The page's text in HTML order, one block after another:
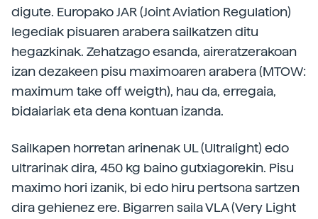
digute. Europako JAR (Joint Aviation Regulation)
legediak pisuaren arabera sailkatzen ditu
hegazkinak. Zehatzago esanda, aireratzerakoan
izan dezakeen pisu maximoaren arabera (MTOW:
maximum take off weigth), hau da, erregaia,
bidaiariak eta dena kontuan izanda.
Sailkapen horretan arinenak UL (Ultralight) edo
ultrarinak dira, 450 kg baino gutxiagorekin. Pisu
maximo hori izanik, bi edo hiru pertsona sartzen
dira gehienez ere. Bigarren saila VLA (Very Light